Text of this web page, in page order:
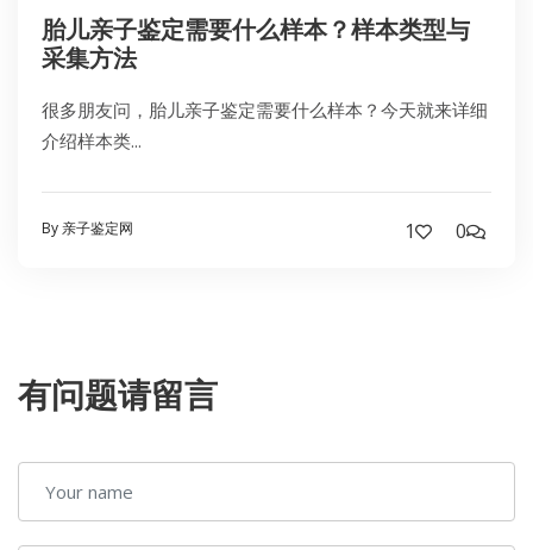
胎儿亲子鉴定需要什么样本？样本类型与
采集方法
很多朋友问，胎儿亲子鉴定需要什么样本？今天就来详细
介绍样本类...
By 亲子鉴定网 1 0
有问题请留言